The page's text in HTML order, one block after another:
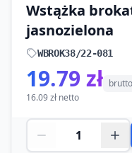
Wstążka
jasnozielona
WBROK38/22-081
19.79 zł brutto
16.09 zł netto